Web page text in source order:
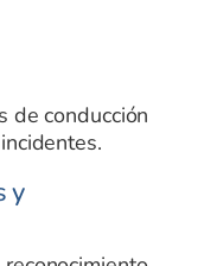
de conducción
y